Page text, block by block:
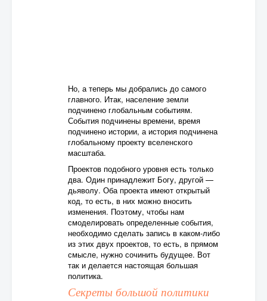
Но, а теперь мы добрались до самого
главного. Итак, население земли
подчинено глобальным событиям.
События подчинены времени, время
подчинено истории, а история подчинена
глобальному проекту вселенского
масштаба.
Проектов подобного уровня есть только
два. Один принадлежит Богу, другой —
дьяволу. Оба проекта имеют открытый
код, то есть, в них можно вносить
изменения. Поэтому, чтобы нам
смоделировать определенные события,
необходимо сделать запись в каком-либо
из этих двух проектов, то есть, в прямом
смысле, нужно сочинить будущее. Вот
так и делается настоящая большая
политика.
Секреты большой политики